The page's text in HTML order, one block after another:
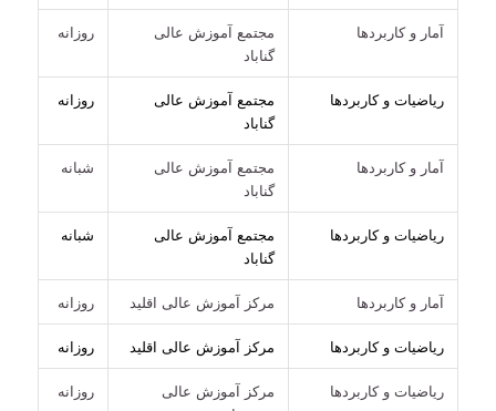
آمار و کاربردها
مجتمع آموزش عالی
گناباد
روزانه
ریاضیات و کاربردها
مجتمع آموزش عالی
گناباد
روزانه
آمار و کاربردها
مجتمع آموزش عالی
گناباد
شبانه
ریاضیات و کاربردها
مجتمع آموزش عالی
گناباد
شبانه
آمار و کاربردها مرکز آموزش عالی اقلید روزانه
ریاضیات و کاربردها مرکز آموزش عالی اقلید روزانه
ریاضیات و کاربردها
مرکز آموزش عالی
روزانه